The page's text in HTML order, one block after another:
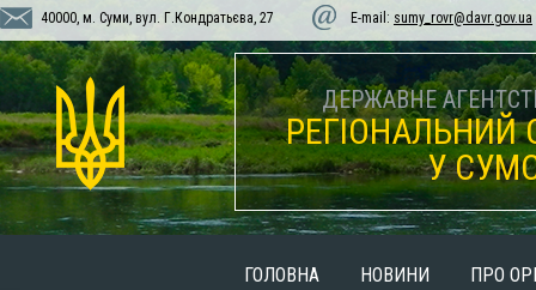
40000, м. Суми, вул. Г.Кондратьєва, 27 E-mail: sumy_rovr@davr.gov.ua
ДЕРЖАВНЕ
РЕГІОНАЛЬНИЙ
У
ГОЛОВНА НОВИНИ ПРО